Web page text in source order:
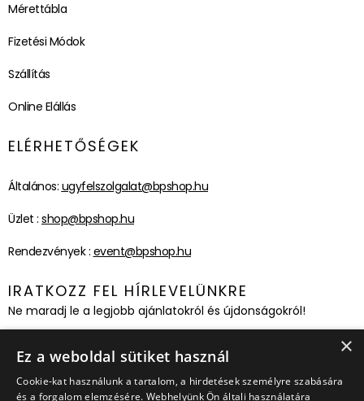
Mérettábla
Fizetési Módok
Szállítás
Online Elállás
ELÉRHETŐSÉGEK
Általános: ugyfelszolgalat@bpshop.hu
Üzlet : shop@bpshop.hu
Rendezvények : event@bpshop.hu
IRATKOZZ FEL HÍRLEVELÜNKRE
Ne maradj le a legjobb ajánlatokról és újdonságokról!
Feliratkozom! ×
Ez a weboldal sütiket használ
Cookie-kat használunk a tartalom, a hirdetések személyre szabására
és a forgalom elemzésére. Webhelyünk Ön általi használatára